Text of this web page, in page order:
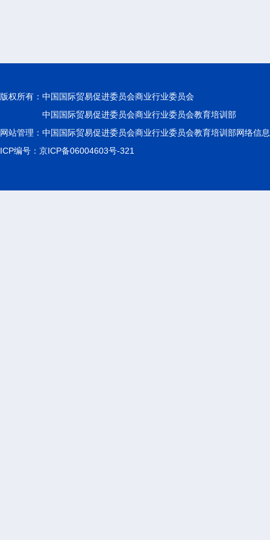
版权所有： 中国国际贸易促进委员会商业行业委员会
中国国际贸易促进委员会商业行业委员会教育培训部
网站管理：中国国际贸易促进委员会商业行业委员会教育培训部网络信
ICP编号：京ICP备06004603号-321